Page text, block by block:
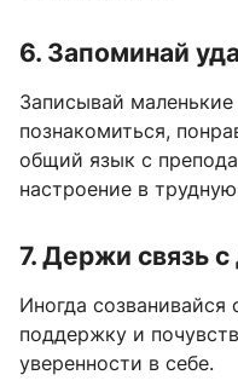
6. Запоминай
Записывай
познакомиться,
общий язык с
настроение в
7. Держи связь
Иногда
поддержку и
уверенности в себе.